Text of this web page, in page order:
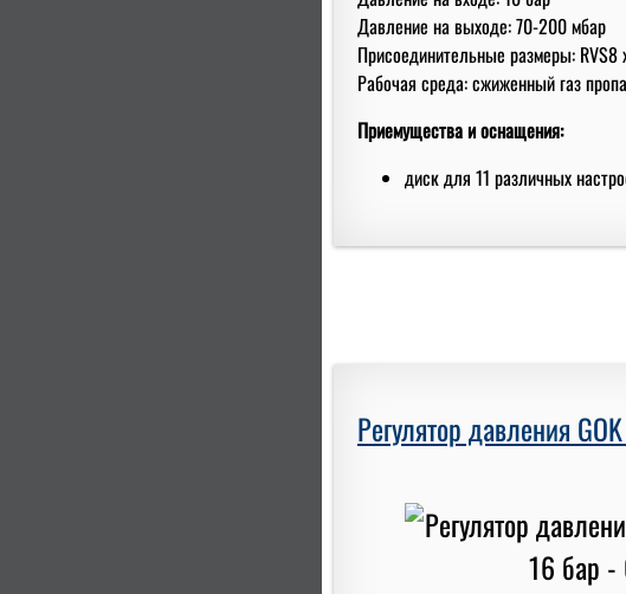
Давление на выходе: 70-200 мбар
Присоединительные размеры: RVS8
Рабочая среда: сжиженный газ
Приемущества и оснащения:
диск для 11 различных
Регулятор давления